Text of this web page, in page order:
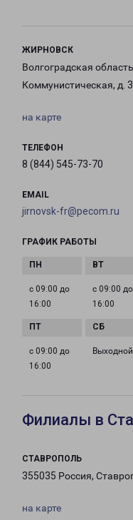
ЖИРНОВСК
Волгоградская
Коммунистическая, д.
на карте
ТЕЛЕФОН
8 (844) 545-73-70
EMAIL
jirnovsk-fr@pecom.ru
ГРАФИК РАБОТЫ
с 09:00 до
16:00
с 09:00 до
16:00
с 09:00 до
16:00
Выходной
Филиалы в
СТАВРОПОЛЬ
355035 Россия,
на карте